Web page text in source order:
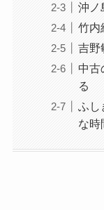
沖ノ
竹内
吉野
中古
る
ふし
な時